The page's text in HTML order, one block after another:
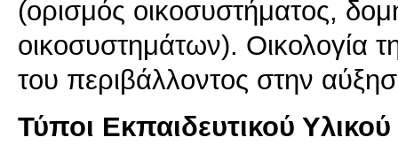
(ορισμός οικοσυστήματος,
οικοσυστημάτων). Οικολογία
του περιβάλλοντος στην
Τύποι Εκπαιδευτικού Υλικού